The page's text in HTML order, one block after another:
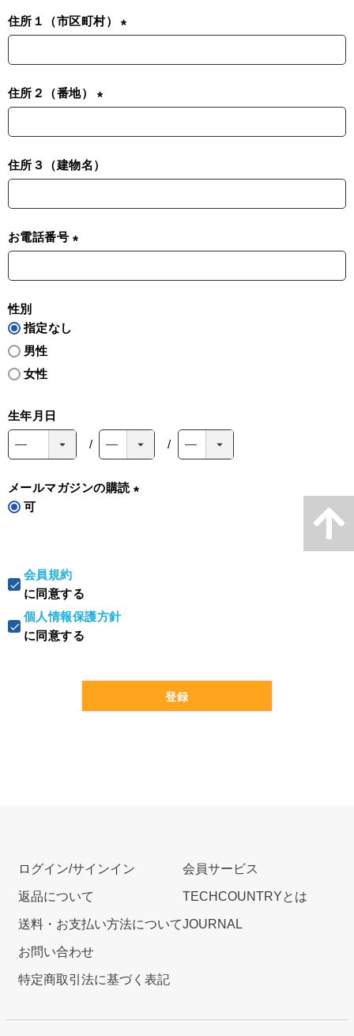
)
住所１（市区町村）
必
住所２（番地）
必
)
住所３（建物名）
お電話番号
必
性別
指定なし
男性
女性
生年月日
メールマガジンの購読
可
会員規約
に同意する
個人情報保護方針
に同意する
登録
ログイン/サインイン
返品について
送料・お支払い方法について
お問い合わせ
特定商取引法に基づく表記
会員サービス
TECHCOUNTRYとは
JOURNAL